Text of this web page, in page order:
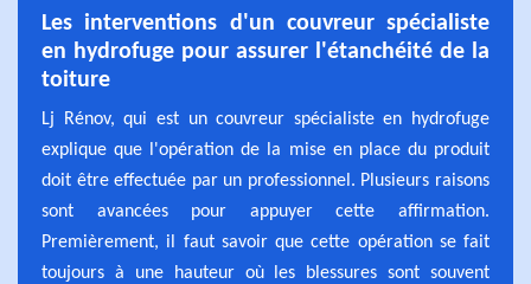
Les interventions d'un couvreur spécialiste
en hydrofuge pour assurer l'étanchéité de la
toiture
Lj Rénov, qui est un couvreur spécialiste en hydrofuge
explique que l'opération de la mise en place du produit
doit être effectuée par un professionnel. Plusieurs raisons
sont avancées pour appuyer cette affirmation.
Premièrement, il faut savoir que cette opération se fait
toujours à une hauteur où les blessures sont souvent